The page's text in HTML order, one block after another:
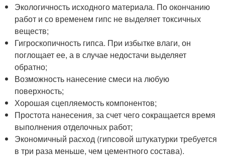
Экологичность исходного материала. По окончанию
работ и со временем гипс не выделяет токсичных
веществ;
Гигроскопичность гипса. При избытке влаги, он
поглощает ее, а в случае недостачи выделяет
обратно;
Возможность нанесение смеси на любую
поверхность;
Хорошая сцепляемость компонентов;
Простота нанесения, за счет чего сокращается время
выполнения отделочных работ;
Экономичный расход (гипсовой штукатурки требуется
в три раза меньше, чем цементного состава).